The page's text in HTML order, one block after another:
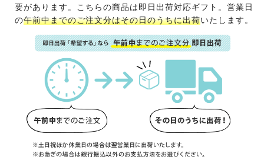
要があります。こちらの商品は即日出荷対応ギフト。営業日
の午前中までのご注文分はその日のうちに出荷いたします。